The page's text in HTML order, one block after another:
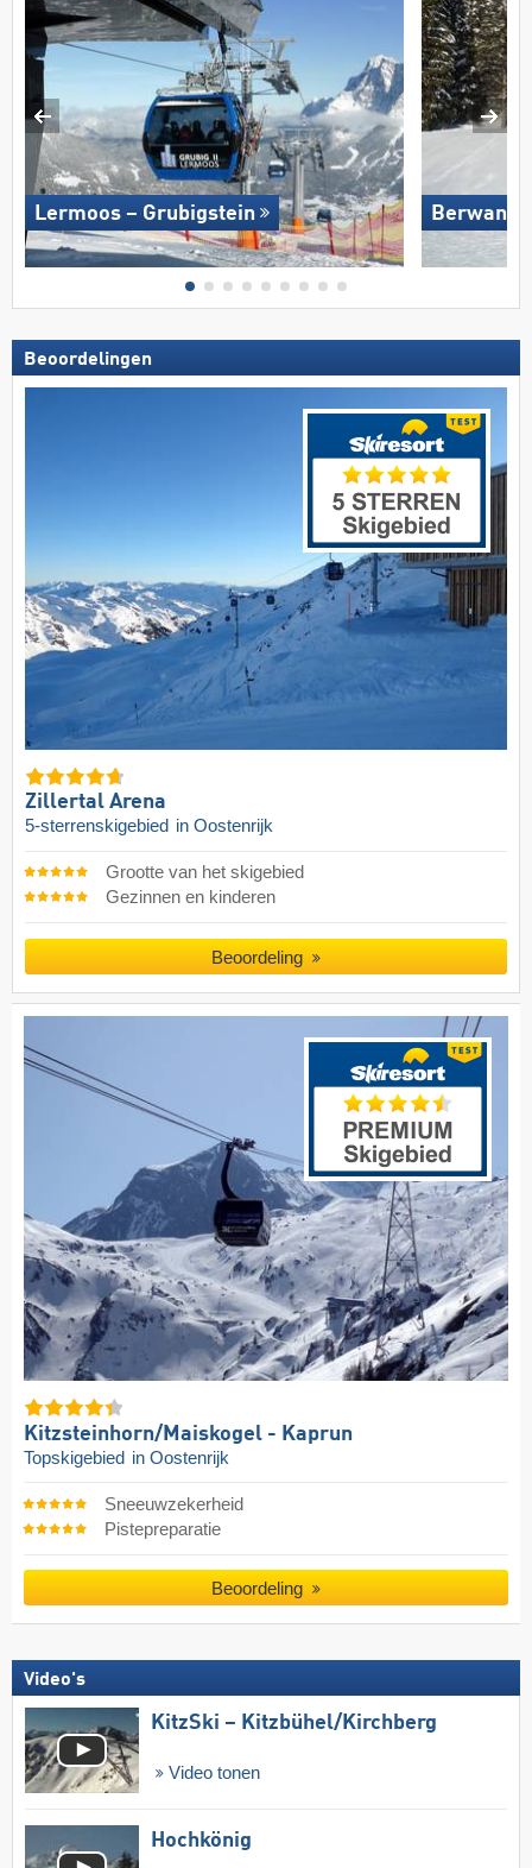
Lermoos – Grubigstein
Beoordelingen
Zillertal Arena
5-sterrenskigebied in Oostenrijk
Grootte van het skigebied
Gezinnen en kinderen
Beoordeling
Kitzsteinhorn/​Maiskogel - Kaprun
Topskigebied in Oostenrijk
Sneeuwzekerheid
Pistepreparatie
Beoordeling
Video's
KitzSki – Kitzbühel/​Kirchberg
Video tonen
Hochkönig